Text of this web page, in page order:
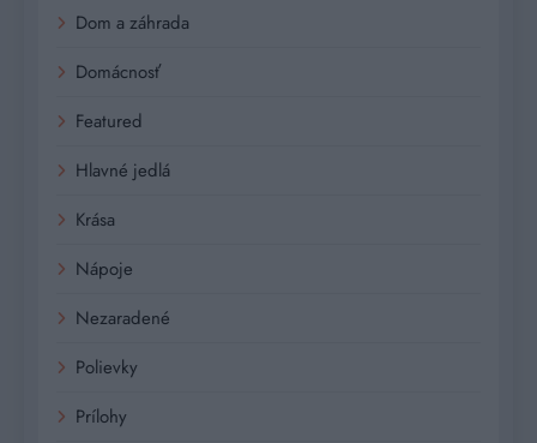
Dom a záhrada
Domácnosť
Featured
Hlavné jedlá
Krása
Nápoje
Nezaradené
Polievky
Prílohy